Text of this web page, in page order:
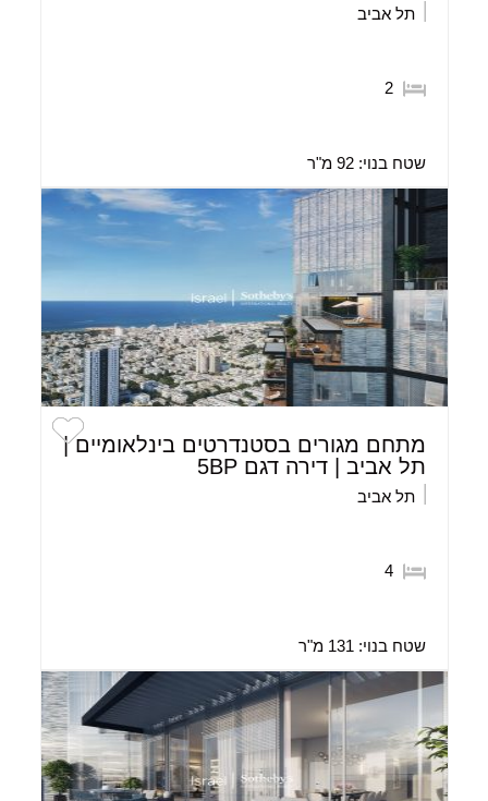
תל אביב
2
שטח בנוי:92 מ"ר
מתחם מגורים בסטנדרטים בינלאומיים |
תל אביב | דירה דגם 5BP
תל אביב
4
שטח בנוי: 131 מ"ר